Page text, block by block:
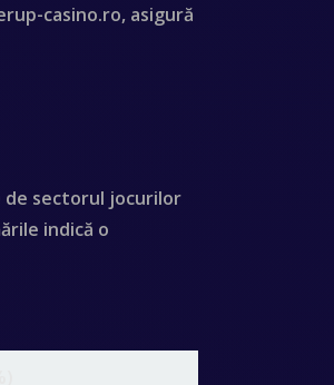
casino.ro, asigură
sectorul jocurilor
indică o